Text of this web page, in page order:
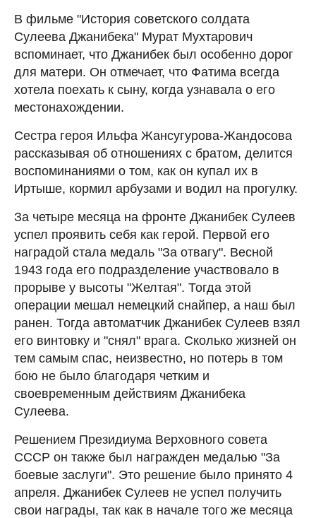
В фильме "История советского солдата
Сулеева Джанибека" Мурат Мухтарович
вспоминает, что Джанибек был особенно дорог
для матери. Он отмечает, что Фатима всегда
хотела поехать к сыну, когда узнавала о его
местонахождении.
Сестра героя Ильфа Жансугурова-Жандосова
рассказывая об отношениях с братом, делится
воспоминаниями о том, как он купал их в
Иртыше, кормил арбузами и водил на прогулку.
За четыре месяца на фронте Джанибек Сулеев
успел проявить себя как герой. Первой его
наградой стала медаль "За отвагу". Весной
1943 года его подразделение участвовало в
прорыве у высоты "Желтая". Тогда этой
операции мешал немецкий снайпер, а наш был
ранен. Тогда автоматчик Джанибек Сулеев взял
его винтовку и "снял" врага. Сколько жизней он
тем самым спас, неизвестно, но потерь в том
бою не было благодаря четким и
своевременным действиям Джанибека
Сулеева.
Решением Президиума Верховного совета
СССР он также был награжден медалью "За
боевые заслуги". Это решение было принято 4
апреля. Джанибек Сулеев не успел получить
свои награды, так как в начале того же месяца